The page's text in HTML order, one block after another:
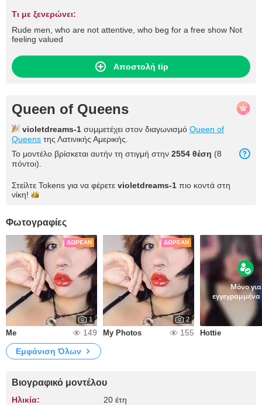
Τι με ξενερώνει:
Rude men, who are not attentive, who beg for a free show Not
feeling valued
Αποστολή tip
Queen of Queens
violetdreams-1 συμμετέχει στον διαγωνισμό Queen of
Queens της Λατινικής Αμερικής.
Το μοντέλο βρίσκεται αυτήν τη στιγμή στην 2554 θέση (8
πόντοι).
Στείλτε Tokens για να φέρετε violetdreams-1 πιο κοντά στη
νίκη!
Φωτογραφίες
ΔΩΡΕΆΝ
1
Me 149
ΔΩΡΕΆΝ
2
My Photos 155
Μόνο για
Hottie
Εμφάνιση Όλων
Βιογραφικό μοντέλου
Ηλικία: 20 έτη